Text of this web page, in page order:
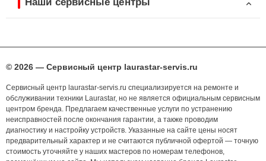
© 2026 — Сервисный центр laurastar-servis.ru
Сервисный центр laurastar-servis.ru специализируется на ремонте и
обслуживании техники Laurastar, но не является официальным сервисным
центром бренда. Предлагаем качественные услуги по устранению
неисправностей после окончания гарантии, а также проводим
диагностику и настройку устройств. Указанные на сайте цены носят
предварительный характер и не считаются публичной офертой — точную
стоимость уточняйте у наших мастеров по номерам телефонов,